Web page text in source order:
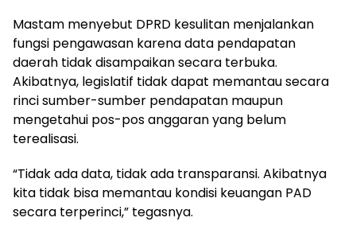
Mastam menyebut DPRD kesulitan menjalankan
fungsi pengawasan karena data pendapatan
daerah tidak disampaikan secara terbuka.
Akibatnya, legislatif tidak dapat memantau secara
rinci sumber-sumber pendapatan maupun
mengetahui pos-pos anggaran yang belum
terealisasi.
“Tidak ada data, tidak ada transparansi. Akibatnya
kita tidak bisa memantau kondisi keuangan PAD
secara terperinci,” tegasnya.